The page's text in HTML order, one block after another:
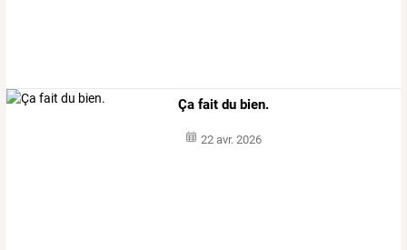
Ça fait du bien.
22 avr. 2026